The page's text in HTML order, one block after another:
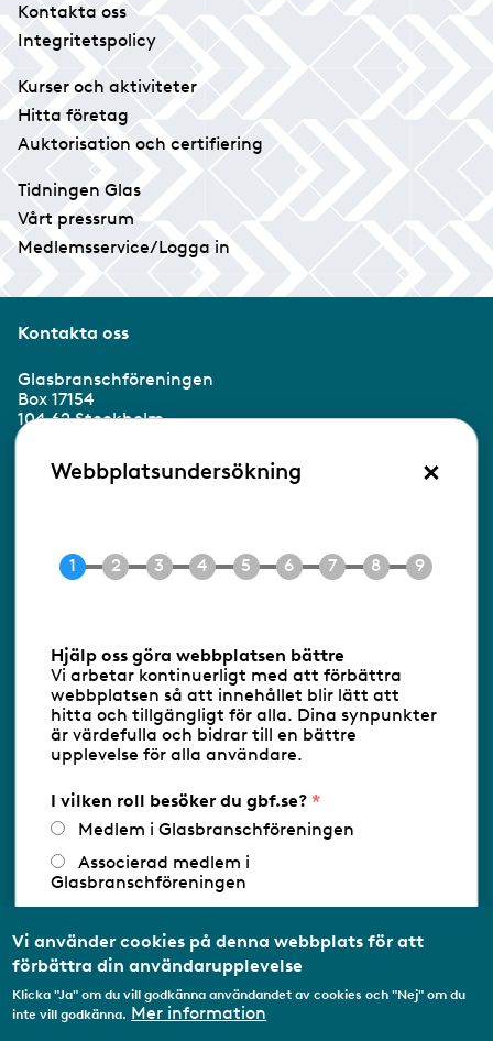
Kontakta oss
Integritetspolicy
Kurser och aktiviteter
Hitta företag
Auktorisation och certifiering
Tidningen Glas
Vårt pressrum
Medlemsservice/Logga in
Kontakta oss
Glasbranschföreningen
Box 17154
104 62 Stockholm
Besöksadress:
Ringvägen 100
E-post info@gbf.se
Följ oss via RSS
Databasens namn:www.gbf.se-
Glasbranschföreningen AB - Ansvarig
utgivare: Sofia Wahlgren
Webbplatsundersökning ×
Hjälp oss göra webbplatsen bättre
Vi arbetar kontinuerligt med att förbättra
webbplatsen så att innehållet blir lätt att
hitta och tillgängligt för alla. Dina synpunkter
är värdefulla och bidrar till en bättre
upplevelse för alla användare.
I vilken roll besöker du gbf.se?
Medlem i Glasbranschföreningen
Associerad medlem i
Glasbranschföreningen
medlemsorganisation/Svenskt Näringsliv
Utbildningsaktör
Student
Vi använder cookies på denna webbplats för att
förbättra din användarupplevelse
Klicka "Ja" om du vill godkänna användandet av cookies och "Nej" om du
inte vill godkänna. Mer information